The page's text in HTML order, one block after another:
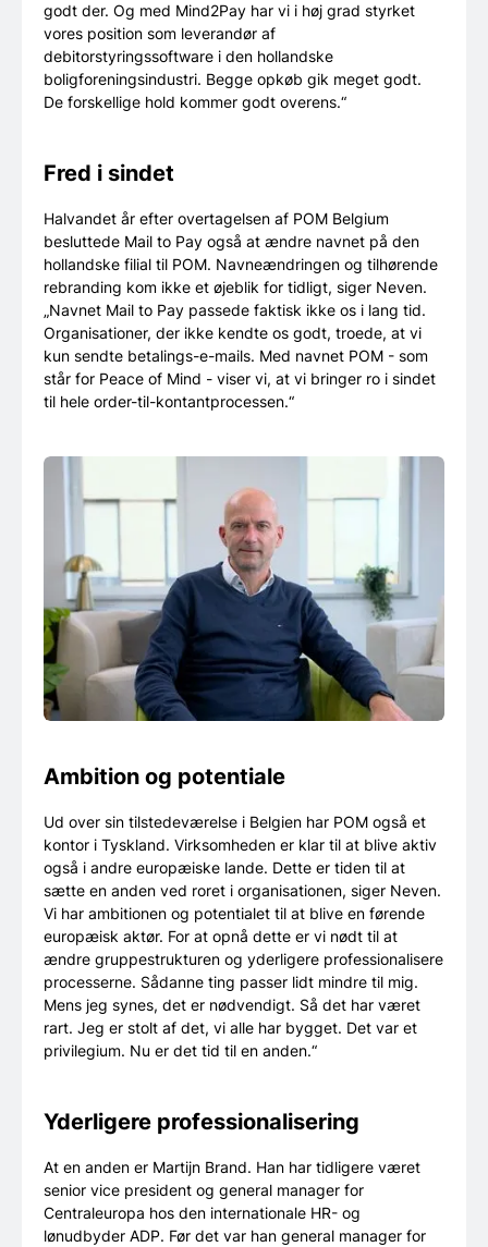
godt der. Og med Mind2Pay har vi i høj grad styrket
vores position som leverandør af
debitorstyringssoftware i den hollandske
boligforeningsindustri. Begge opkøb gik meget godt.
De forskellige hold kommer godt overens.“
Fred i sindet
Halvandet år efter overtagelsen af POM Belgium
besluttede Mail to Pay også at ændre navnet på den
hollandske filial til POM. Navneændringen og tilhørende
rebranding kom ikke et øjeblik for tidligt, siger Neven.
„Navnet Mail to Pay passede faktisk ikke os i lang tid.
Organisationer, der ikke kendte os godt, troede, at vi
kun sendte betalings-e-mails. Med navnet POM - som
står for Peace of Mind - viser vi, at vi bringer ro i sindet
til hele order-til-kontantprocessen.“
Ambition og potentiale
Ud over sin tilstedeværelse i Belgien har POM også et
kontor i Tyskland. Virksomheden er klar til at blive aktiv
også i andre europæiske lande. Dette er tiden til at
sætte en anden ved roret i organisationen, siger Neven.
Vi har ambitionen og potentialet til at blive en førende
europæisk aktør. For at opnå dette er vi nødt til at
ændre gruppestrukturen og yderligere professionalisere
processerne. Sådanne ting passer lidt mindre til mig.
Mens jeg synes, det er nødvendigt. Så det har været
rart. Jeg er stolt af det, vi alle har bygget. Det var et
privilegium. Nu er det tid til en anden.“
Yderligere professionalisering
At en anden er Martijn Brand. Han har tidligere været
senior vice president og general manager for
Centraleuropa hos den internationale HR- og
lønudbyder ADP. Før det var han general manager for